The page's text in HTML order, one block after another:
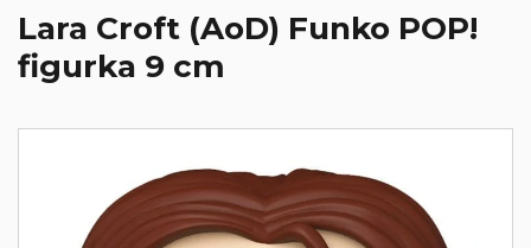
Lara Croft (AoD) Funko POP!
figurka 9 cm